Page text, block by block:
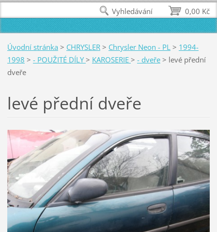
Úvodní stránka > CHRYSLER > Chrysler Neon - PL > 1994-
1998 > - POUŽITÉ DÍLY> KAROSERIE > - dveře > levé přední
dveře
levé přední dveře
0,00 Kč
Vyhledávání